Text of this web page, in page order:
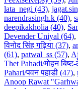
lata_negi (43),
narendrasingh.k (40),
deepikakholia (40),
Devender Uniyal (64),
विनोद सिंह गढ़िया (37),
(61), patwal_ss (57),
Thet Pahadi/मोहन
Pahari/पवन पहाडी (47),
Anoop Rawat